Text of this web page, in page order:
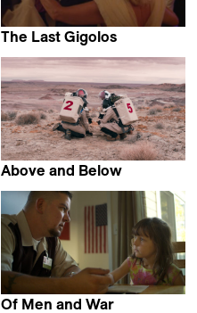
The Last Gigolos
Above and Below
Of Men and War